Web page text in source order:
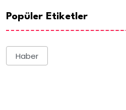
Popüler Etiketler
Haber